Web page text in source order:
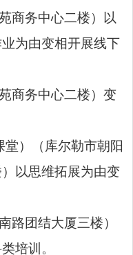
商务中心二楼）以
为由变相开展线下
商务中心二楼）变
堂）（库尔勒市朝阳
以思维拓展为由变
路团结大厦三楼）
培训。